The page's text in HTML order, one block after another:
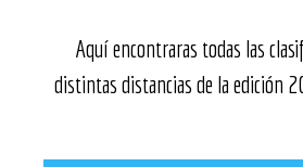
Aquí encontraras todas las
distintas distancias de la edición